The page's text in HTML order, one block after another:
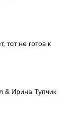
тот не готов к
& Ирина Тупчик